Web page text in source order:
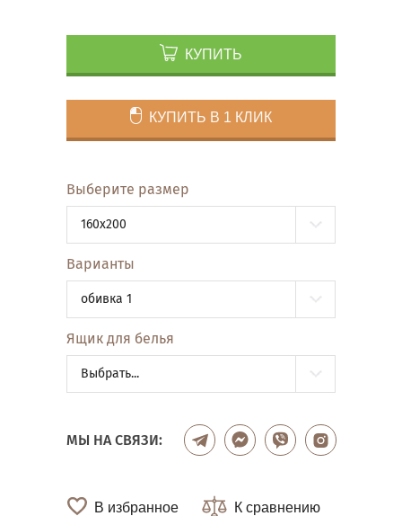
КУПИТЬ
КУПИТЬ В 1 КЛИК
Выберите размер
160x200
Варианты
обивка 1
Ящик для белья
Выбрать...
МЫ НА СВЯЗИ:
В избранное К сравнению